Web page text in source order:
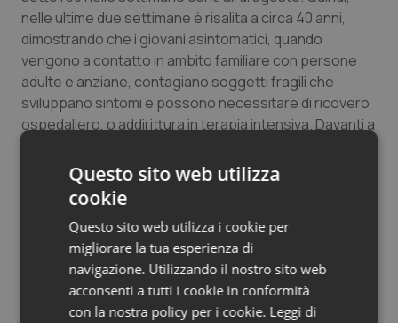
Salute orale & impianti
Sangue & coagulazione
Tiroide
Tumore ovarico
Tumori del Polmone & Testa Collo
Tumori gastrointestinali
nelle ultime due settimane è risalita a circa 40 anni,
dimostrando che i giovani asintomatici, quando
vengono a contatto in ambito familiare con persone
adulte e anziane, contagiano soggetti fragili che
sviluppano sintomi e possono necessitare di ricovero
ospedaliero, o addirittura in terapia intensiva. Davanti a
devono potenziare senza indugi l’attività di testing e
tracing, in evidente calo dopo il “boom dei tamponi” sui
vacanzieri”.
17 Settembre 2020
© Riproduzione riservata
Questo sito web utilizza
cookie
Questo sito web utilizza i cookie per
migliorare la tua esperienza di
navigazione. Utilizzando il nostro sito web
acconsenti a tutti i cookie in conformità
con la nostra policy per i cookie. Leggi di